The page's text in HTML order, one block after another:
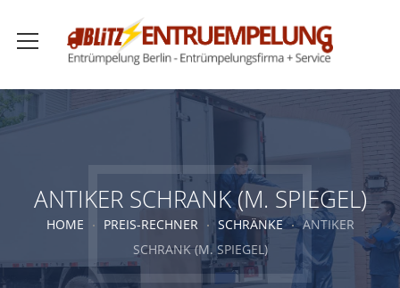
ANTIKER SCHRANK (M. SPIEGEL)
HOME PREIS-RECHNER SCHRÄNKE
ANTIKER
SCHRANK (M. SPIEGEL)